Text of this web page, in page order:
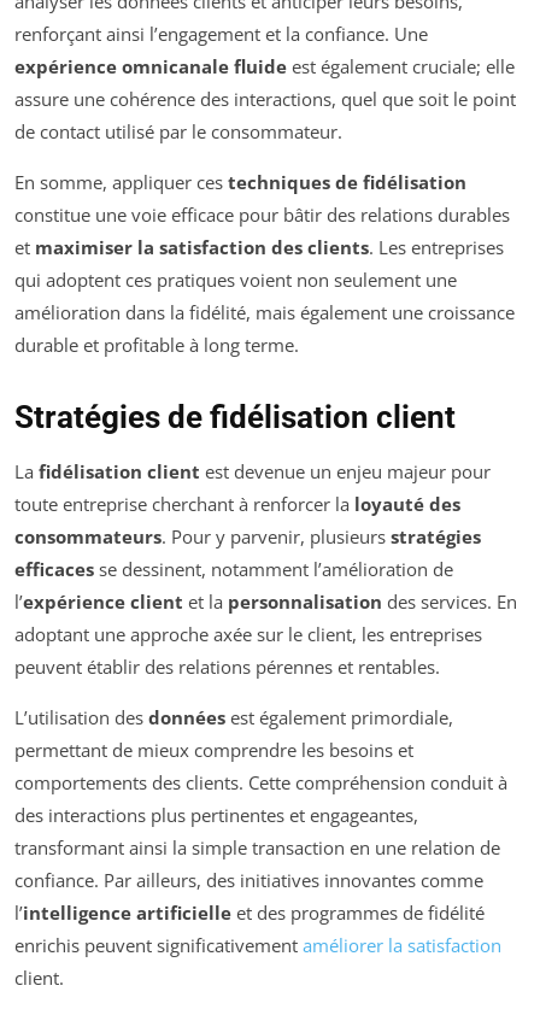
renforçant ainsi l’engagement et la confiance. Une
expérience omnicanale fluide est également cruciale; elle
assure une cohérence des interactions, quel que soit le point
de contact utilisé par le consommateur.
En somme, appliquer ces techniques de fidélisation
constitue une voie efficace pour bâtir des relations durables
et maximiser la satisfaction des clients. Les entreprises
qui adoptent ces pratiques voient non seulement une
amélioration dans la fidélité, mais également une croissance
durable et profitable à long terme.
Stratégies de fidélisation client
La fidélisation client est devenue un enjeu majeur pour
toute entreprise cherchant à renforcer la loyauté des
consommateurs. Pour y parvenir, plusieurs stratégies
efficaces se dessinent, notamment l’amélioration de
l’expérience client et la personnalisation des services. En
adoptant une approche axée sur le client, les entreprises
peuvent établir des relations pérennes et rentables.
L’utilisation des données est également primordiale,
permettant de mieux comprendre les besoins et
comportements des clients. Cette compréhension conduit à
des interactions plus pertinentes et engageantes,
transformant ainsi la simple transaction en une relation de
confiance. Par ailleurs, des initiatives innovantes comme
l’intelligence artificielle et des programmes de fidélité
enrichis peuvent significativement améliorer la satisfaction
client.